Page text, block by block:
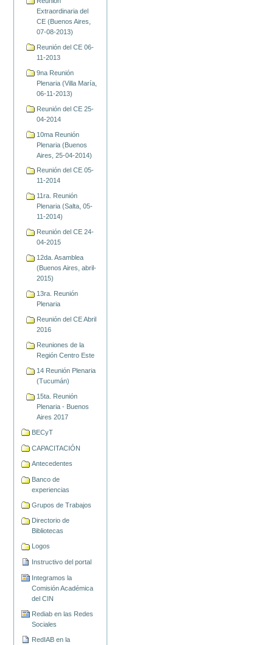
Extraordinaria del
CE (Buenos Aires,
07-08-2013)
Reunión del CE 06-
11-2013
9na Reunión
Plenaria (Villa María,
06-11-2013)
Reunión del CE 25-
04-2014
10ma Reunión
Plenaria (Buenos
Aires, 25-04-2014)
Reunión del CE 05-
11-2014
11ra. Reunión
Plenaria (Salta, 05-
11-2014)
Reunión del CE 24-
04-2015
12da. Asamblea
(Buenos Aires, abril-
2015)
13ra. Reunión
Plenaria
Reunión del CE Abril
2016
Reuniones de la
Región Centro Este
14 Reunión Plenaria
(Tucumán)
15ta. Reunión
Plenaria - Buenos
Aires 2017
BECyT
CAPACITACIÓN
Antecedentes
Banco de
experiencias
Grupos de Trabajos
Directorio de
Bibliotecas
Logos
Instructivo del portal
Integramos la
Comisión Académica
del CIN
Rediab en las Redes
Sociales
RedIAB en la